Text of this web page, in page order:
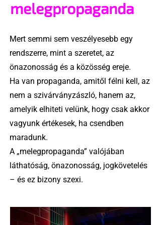
melegpropaganda
Mert semmi sem veszélyesebb egy
rendszerre, mint a szeretet, az
önazonosság és a közösség ereje.
Ha van propaganda, amitől félni kell, az
nem a szivárványzászló, hanem az,
amelyik elhiteti velünk, hogy csak akkor
vagyunk értékesek, ha csendben
maradunk.
A „melegpropaganda” valójában
láthatóság, önazonosság, jogkövetelés
– és ez bizony szexi.